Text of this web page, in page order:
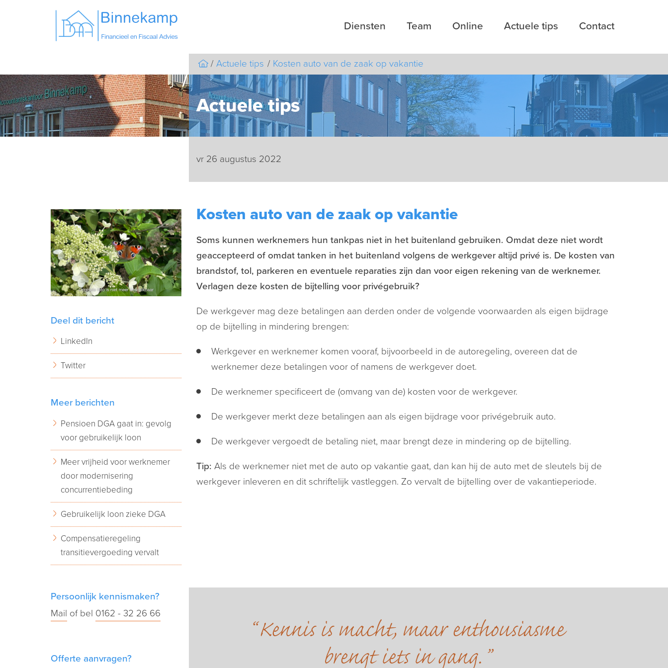
Diensten Team Online Actuele tips Contact
Actuele tips Kosten auto van de zaak op vakantie
Actuele tips
vr 26 augustus 2022
Kosten auto van de zaak op vakantie
Soms kunnen werknemers hun tankpas niet in het buitenland gebruiken. Omdat deze niet wordt
geaccepteerd of omdat tanken in het buitenland volgens de werkgever altijd privé is. De kosten van
brandstof, tol, parkeren en eventuele reparaties zijn dan voor eigen rekening van de werknemer.
Verlagen deze kosten de bijtelling voor privégebruik?
De werkgever mag deze betalingen aan derden onder de volgende voorwaarden als eigen bijdrage
op de bijtelling in mindering brengen:
Werkgever en werknemer komen vooraf, bijvoorbeeld in de autoregeling, overeen dat de
werknemer deze betalingen voor of namens de werkgever doet.
De werknemer specificeert de (omvang van de) kosten voor de werkgever.
De werkgever merkt deze betalingen aan als eigen bijdrage voor privégebruik auto.
De werkgever vergoedt de betaling niet, maar brengt deze in mindering op de bijtelling.
Tip: Als de werknemer niet met de auto op vakantie gaat, dan kan hij de auto met de sleutels bij de
werkgever inleveren en dit schriftelijk vastleggen. Zo vervalt de bijtelling over de vakantieperiode.
Deel dit bericht
LinkedIn
Twitter
Meer berichten
Pensioen DGA gaat in: gevolg
voor gebruikelijk loon
Meer vrijheid voor werknemer
door modernisering
concurrentiebeding
Gebruikelijk loon zieke DGA
Compensatieregeling
transitievergoeding vervalt
Persoonlijk kennismaken?
Mail of bel 0162 - 32 26 66
Offerte aanvragen?
Kennis is macht, maar enthousiasme
brengt iets in gang.